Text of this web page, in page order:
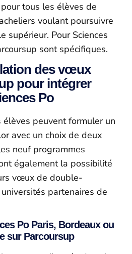
tous les élèves de
voulant poursuivre
supérieur. Pour Sciences
sont spécifiques.
des vœux
pour intégrer
Po
élèves peuvent formuler un
avec un choix de deux
neuf programmes
également la possibilité
vœux de double-
partenaires de
Po Paris, Bordeaux ou
sur Parcoursup